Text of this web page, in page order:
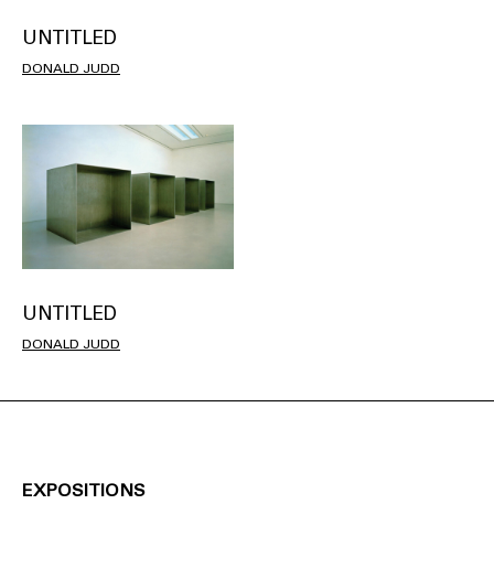
UNTITLED
DONALD JUDD
UNTITLED
DONALD JUDD
EXPOSITIONS